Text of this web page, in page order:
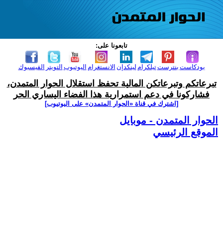
تابعونا على:
الفيسبوك التويتر اليوتيوب الانستغرام لينكدإن تيلكرامبنترست بودكاست
تبرعاتكم وتبرعاتكن المالية تحفظ استقلال الحوار المتمدن،
فشاركونا في دعم استمرارية هذا الفضاء اليساري الحر
[اشترك في قناة ‫«الحوار المتمدن» على اليوتيوب]
الحوار المتمدن - موبايل
الموقع الرئيسي